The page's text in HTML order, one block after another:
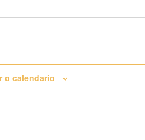
o calendario